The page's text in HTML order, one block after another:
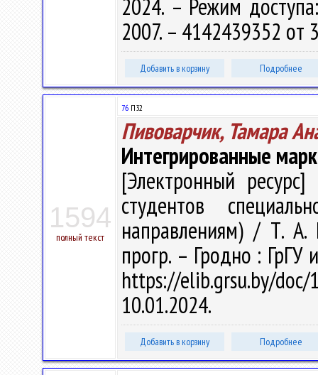
2024. – Режим
2007. – 4142439352 от
Добавить в корзину Подробнее
1594
полный текст
76 П32
Пивоварчик, Тамара
Интегрированные
[Электронный
студентов
направлениям) / Т. А.
прогр. – Гродно :
https://elib.grsu.by/
10.01.2024.
Добавить в корзину Подробнее